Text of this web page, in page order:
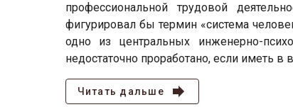
профессиональной трудовой
фигурировал бы термин «система
одно из центральных инженерно-
недостаточно проработано, если иметь в
Читать дальше